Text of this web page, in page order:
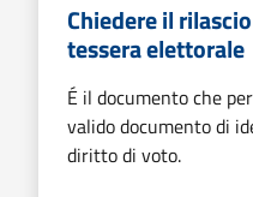
Chiedere il
tessera elettorale
É il documento che
valido documento di
diritto di voto.